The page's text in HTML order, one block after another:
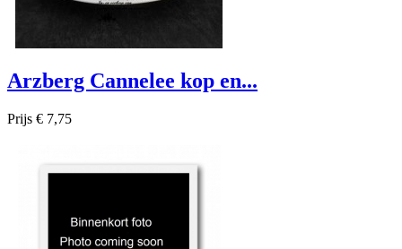
Arzberg Cannelee kop en...
Prijs € 7,75
Snel bekijken